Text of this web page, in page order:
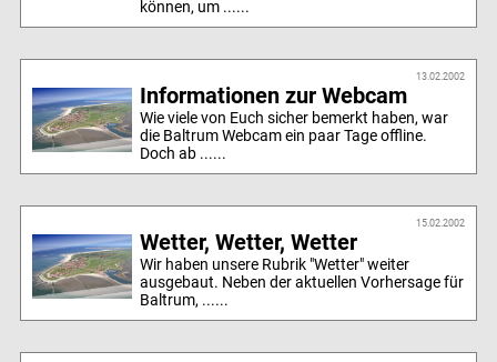
können, um ......
13.02.2002
Informationen zur Webcam
Wie viele von Euch sicher bemerkt haben, war
die Baltrum Webcam ein paar Tage offline.
Doch ab ......
15.02.2002
Wetter, Wetter, Wetter
Wir haben unsere Rubrik "Wetter" weiter
ausgebaut. Neben der aktuellen Vorhersage für
Baltrum, ......